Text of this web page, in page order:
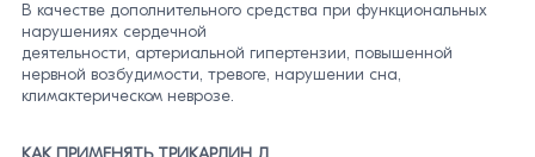
В качестве дополнительного средства при функциональных
нарушениях сердечной
деятельности, артериальной гипертензии, повышенной
нервной возбудимости, тревоге, нарушении сна,
климактерическом неврозе.